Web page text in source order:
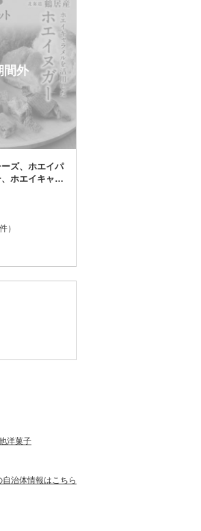
間外
ズ、ホエイパ
ホエイキャラ
）
洋菓子
治体情報はこちら